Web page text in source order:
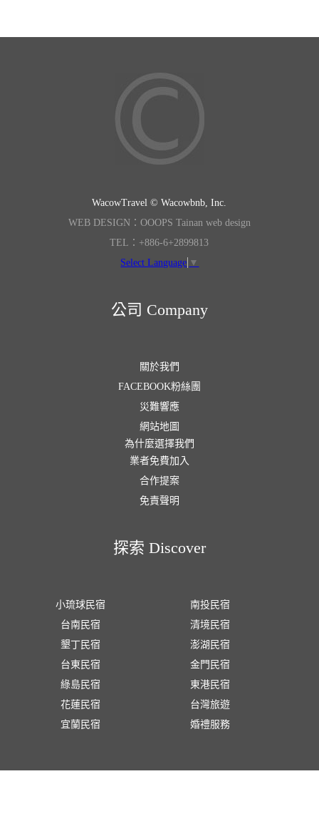
WacowTravel © Wacowbnb, Inc.
WEB DESIGN：OOOPS Tainan web design
TEL：+886-6+2899813
Select Language ▼
公司 Company
關於我們
FACEBOOK粉絲團
災難響應
網站地圖
為什麼選擇我們
業者免費加入
合作提案
免責聲明
探索 Discover
小琉球民宿
台南民宿
墾丁民宿
台東民宿
綠島民宿
花蓮民宿
宜蘭民宿
南投民宿
清境民宿
澎湖民宿
金門民宿
東港民宿
台灣旅遊
婚禮服務